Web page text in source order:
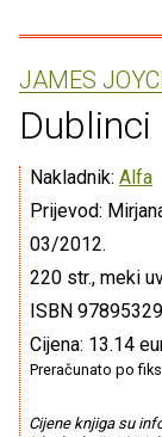
JAMES
Dublinci
Nakladnik: Alfa
Prijevod:
03/2012.
220 str., meki
ISBN
Cijena: 13.14
Preračunato po
Cijene knjiga su